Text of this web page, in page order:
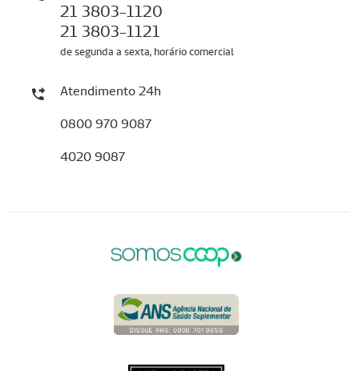
21 3803-1120
21 3803-1121
de segunda a sexta, horário comercial
Atendimento 24h
0800 970 9087
4020 9087